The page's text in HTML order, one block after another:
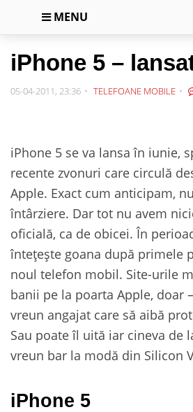
MENU
iPhone 5 –
05-04-2011, 23:36 TELEFOANE MOBILE
iPhone 5 se va lansa în iunie,
recente zvonuri care circulă
Apple. Exact cum anticipam,
întârziere. Dar tot nu avem
oficială, ca de obicei. În
întețește goana după primele
noul telefon mobil. Site-urile
banii pe la poarta Apple, doar
vreun angajat care să aibă
Sau poate îl uită iar cineva de
vreun bar la modă din Silicon
iPhone 5